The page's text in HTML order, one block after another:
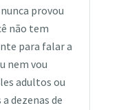
provou
não tem
para falar a
nem vou
adultos ou
dezenas de